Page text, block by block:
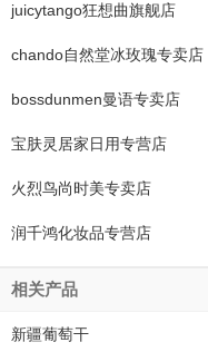
juicytango狂想曲旗舰店
chando自然堂冰玫瑰专卖店
bossdunmen曼语专卖店
宝肤灵居家日用专营店
火烈鸟尚时美专卖店
润千鸿化妆品专营店
相关产品
新疆葡萄干